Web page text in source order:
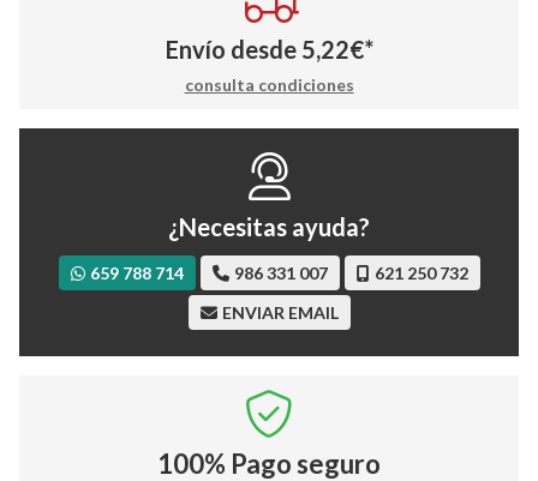
Envío desde 5,22€*
consulta condiciones
¿Necesitas ayuda?
659 788 714 986 331 007
621 250 732
ENVIAR EMAIL
100% Pago seguro